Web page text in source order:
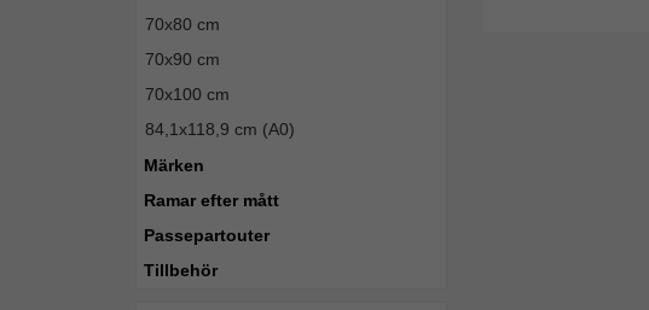
70x80 cm
70x90 cm
70x100 cm
84,1x118,9 cm (A0)
Märken
Ramar efter mått
Passepartouter
Tillbehör